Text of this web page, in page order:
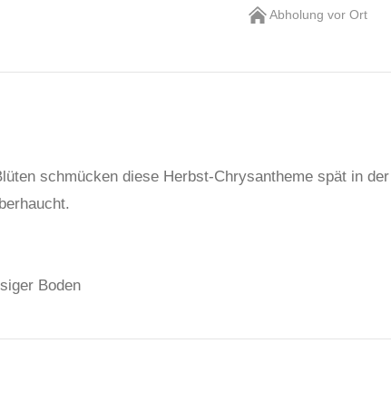
Abholung vor Ort
schmücken diese Herbst-Chrysantheme spät in
Boden